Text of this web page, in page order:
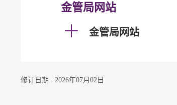
金管局网站
金管局网站
修订日期 : 2026年07月02日